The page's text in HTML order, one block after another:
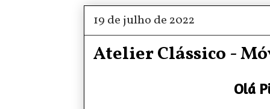
19 de julho de 2022
Atelier Clássico -
Olá